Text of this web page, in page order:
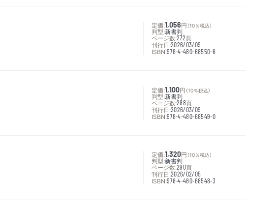
定価:1,056円 （10％税込）
判型:新書判
ページ数:272頁
刊行日:2026/03/09
ISBN:978-4-480-68550-6
定価:1,100円 （10％税込）
判型:新書判
ページ数:288頁
刊行日:2026/03/09
ISBN:978-4-480-68549-0
定価:1,320円 （10％税込）
判型:新書判
ページ数:290頁
刊行日:2026/02/05
ISBN:978-4-480-68548-3